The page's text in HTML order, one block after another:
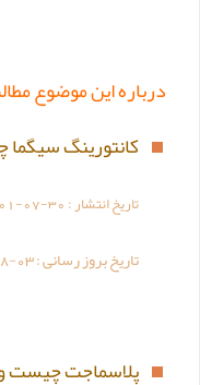
درباره این موضوع
کانتورینگ سیگما
تاریخ انتشار :07-30
تاریخ بروز رسانی :03
پلاسماجت چیست